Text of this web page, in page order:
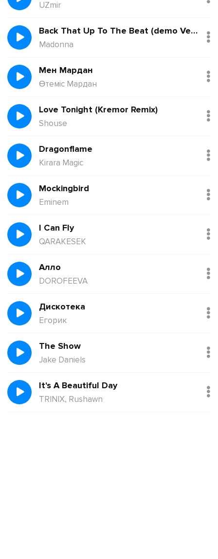
UZmir
Back That Up To The Beat (demo Version)
Madonna
Мен Мардан
Өтеміс Мардан
Love Tonight (Kremor Remix)
Shouse
Dragonflame
Kirara Magic
Mockingbird
Eminem
I Can Fly
QARAKESEK
Алло
DOROFEEVA
Дискотека
Егорик
The Show
Jake Daniels
It's A Beautiful Day
TRINIX, Rushawn